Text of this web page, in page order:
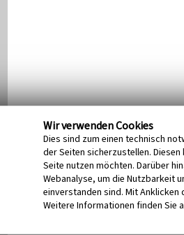
Wir verwenden Cookies
Dies sind zum einen technisch
der Seiten sicherzustellen.
Seite nutzen möchten. Darüber
Webanalyse, um die Nutzbarkeit
einverstanden sind. Mit Anklicken
Weitere Informationen finden Sie